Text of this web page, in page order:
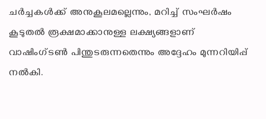
ചർച്ചകൾക്ക് അനുകൂലമല്ലെന്നും, മറിച്ച് സംഘർഷം
കൂടുതൽ രൂക്ഷമാക്കാനുള്ള ലക്ഷ്യങ്ങളാണ്
വാഷിംഗ്ടൺ പിന്തുടരുന്നതെന്നും അദ്ദേഹം മുന്നറിയിപ്പ്
നൽകി.